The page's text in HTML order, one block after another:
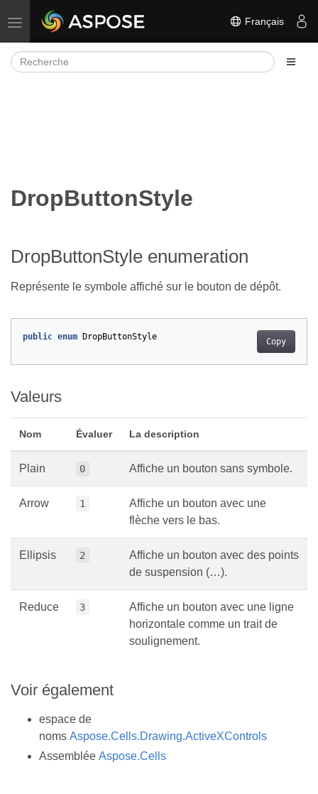
Basculer la navigation Français
DropButtonStyle
DropButtonStyle enumeration
Représente le symbole affiché sur le bouton de dépôt.
Copy
public enum DropButtonStyle
Valeurs
Nom Évaluer La description
Plain 0 Affiche un bouton sans symbole.
Arrow 1
Affiche un bouton avec une
flèche vers le bas.
Ellipsis 2
Affiche un bouton avec des points
de suspension (…).
Reduce 3
Affiche un bouton avec une ligne
horizontale comme un trait de
soulignement.
Voir également
espace de
noms Aspose.Cells.Drawing.ActiveXControls
Assemblée Aspose.Cells